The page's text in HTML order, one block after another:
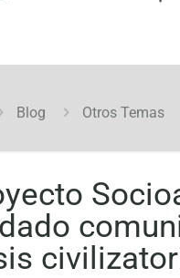
Blog Otros Temas